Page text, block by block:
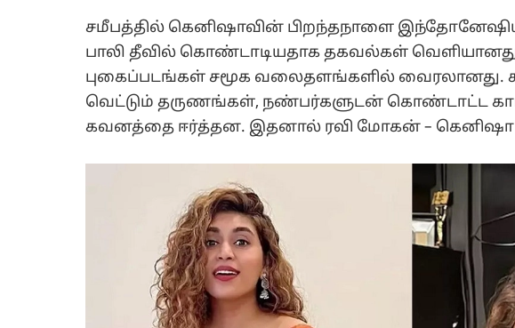
சமீபத்தில் கெனிஷாவின் பிறந்தநாளை
பாலி தீவில் கொண்டாடியதாக தகவல்கள்
புகைப்படங்கள் சமூக வலைதளங்களில் வைரலானது.
வெட்டும் தருணங்கள், நண்பர்களுடன் கொண்டாட்ட
கவனத்தை ஈர்த்தன. இதனால் ரவி மோகன் – கெனிஷா